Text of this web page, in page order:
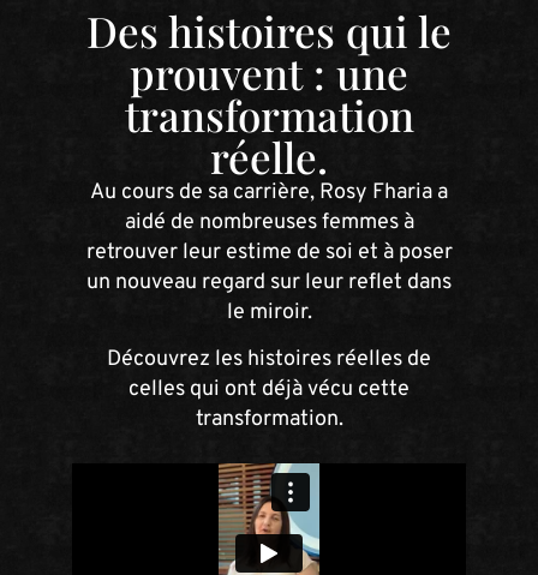
Des histoires qui le
prouvent : une
transformation
réelle.
Au cours de sa carrière, Rosy Fharia a
aidé de nombreuses femmes à
retrouver leur estime de soi et à poser
un nouveau regard sur leur reflet dans
le miroir.
Découvrez les histoires réelles de
celles qui ont déjà vécu cette
transformation.